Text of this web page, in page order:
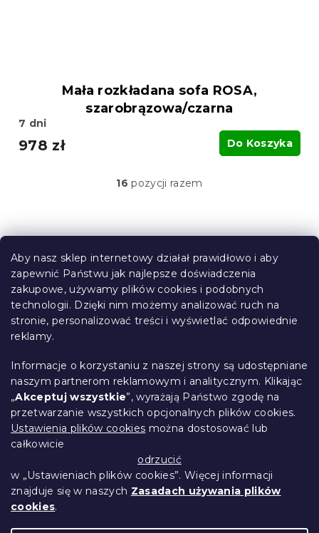
Aby nasz sklep internetowy działał prawidłowo i aby
zapewnić Państwu jak najlepsze doświadczenia
zakupowe, używamy plików cookies i podobnych
technologii. Dzięki nim możemy analizować ruch na
stronie, personalizować treści i wyświetlać odpowiednie
reklamy.
Informacje o korzystaniu z naszej strony są udostępniane
naszym partnerom reklamowym i analitycznym. Klikając
„Akceptuj wszystkie”, wyrażają Państwo zgodę na
przetwarzanie wszystkich opcjonalnych plików cookies.
Ustawienia plików cookies można dostosować lub
całkowicie
odrzucić
w „Ustawieniach plików cookies”. Więcej informacji
znajduje się w naszych Zasadach używania plików
cookies.
Mała rozkładana sofa ROSA,
szarobrązowa/czarna
7 dni
978 zł Do Koszyka
K
t
o
l
k
i
l
i
y
16 pozycji razem
S
Informacje dla Ciebie
Śledzenie zamówienia
Opcje dostawy
Metody płatności
Reklamacje i zwroty towarów
Kontakt
Regulamin
Ochrona danych osobowych
Kodeks etyczny
Dla partnerów